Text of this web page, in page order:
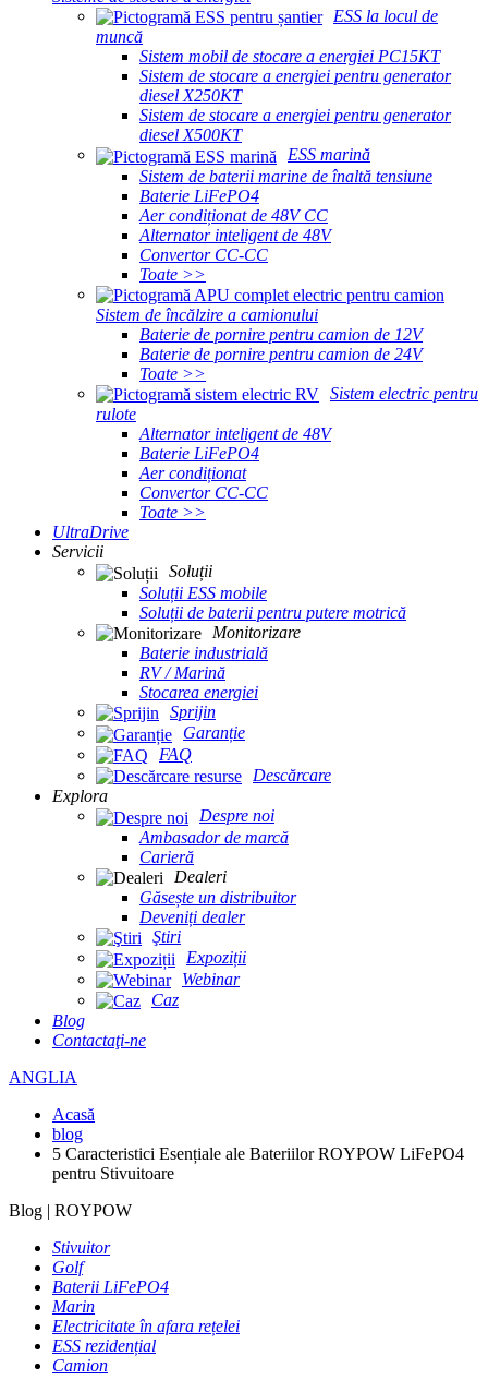
ESS la locul de
muncă
Sistem mobil de stocare a energiei PC15KT
Sistem de stocare a energiei pentru generator
diesel X250KT
Sistem de stocare a energiei pentru generator
diesel X500KT
ESS marină
Sistem de baterii marine de înaltă tensiune
Baterie LiFePO4
Aer condiționat de 48V CC
Alternator inteligent de 48V
Convertor CC-CC
Toate >>
Sistem de încălzire a camionului
Baterie de pornire pentru camion de 12V
Baterie de pornire pentru camion de 24V
Toate >>
Sistem electric pentru
rulote
Alternator inteligent de 48V
Baterie LiFePO4
Aer condiționat
Convertor CC-CC
Toate >>
UltraDrive
Servicii
Soluții
Soluții ESS mobile
Soluții de baterii pentru putere motrică
Monitorizare
Baterie industrială
RV / Marină
Stocarea energiei
Sprijin
Garanție
FAQ
Descărcare
Explora
Despre noi
Ambasador de marcă
Carieră
Dealeri
Găsește un distribuitor
Deveniți dealer
Ştiri
Expoziții
Webinar
Caz
Blog
Contactaţi-ne
ANGLIA
Acasă
blog
5 Caracteristici Esențiale ale Bateriilor ROYPOW LiFePO4
pentru Stivuitoare
Blog | ROYPOW
Stivuitor
Golf
Baterii LiFePO4
Marin
Electricitate în afara rețelei
ESS rezidențial
Camion